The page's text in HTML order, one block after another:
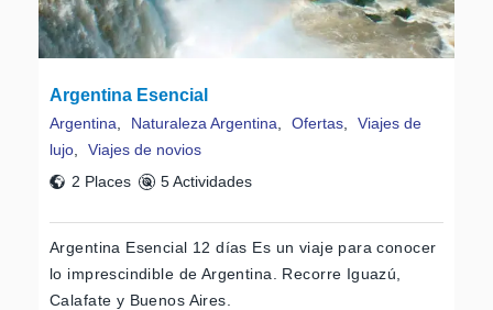
Argentina Esencial
Argentina Naturaleza Argentina Ofertas
Viajes de
lujo
Viajes de novios
2 Places
5 Actividades
Argentina Esencial 12 días Es un viaje para conocer
lo imprescindible de Argentina. Recorre Iguazú,
Calafate y Buenos Aires.